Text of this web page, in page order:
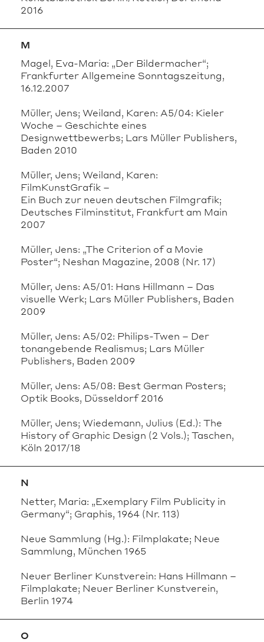
2016
M
Magel, Eva-Maria: „Der Bildermacher“;
Frankfurter Allgemeine Sonntagszeitung,
16.12.2007
Müller, Jens; Weiland, Karen: A5/04: Kieler
Woche – Geschichte eines
Designwettbewerbs; Lars Müller Publishers,
Baden 2010
Müller, Jens; Weiland, Karen:
FilmKunstGrafik –
Ein Buch zur neuen deutschen Filmgrafik;
Deutsches Filminstitut, Frankfurt am Main
2007
Müller, Jens: „The Criterion of a Movie
Poster“; Neshan Magazine, 2008 (Nr. 17)
Müller, Jens: A5/01: Hans Hillmann – Das
visuelle Werk; Lars Müller Publishers, Baden
2009
Müller, Jens: A5/02: Philips-Twen – Der
tonangebende Realismus; Lars Müller
Publishers, Baden 2009
Müller, Jens: A5/08: Best German Posters;
Optik Books, Düsseldorf 2016
Müller, Jens; Wiedemann, Julius (Ed.): The
History of Graphic Design (2 Vols.); Taschen,
Köln 2017/18
N
Netter, Maria: „Exemplary Film Publicity in
Germany“; Graphis, 1964 (Nr. 113)
Neue Sammlung (Hg.): Filmplakate; Neue
Sammlung, München 1965
Neuer Berliner Kunstverein: Hans Hillmann –
Filmplakate; Neuer Berliner Kunstverein,
Berlin 1974
O